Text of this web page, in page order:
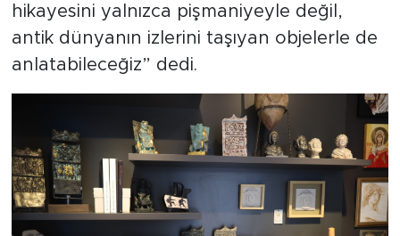
hikayesini yalnızca pişmaniyeyle değil,
antik dünyanın izlerini taşıyan objelerle de
anlatabileceğiz” dedi.